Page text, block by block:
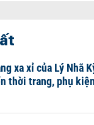
xa xỉ của Lý Nhã
thời trang, phụ